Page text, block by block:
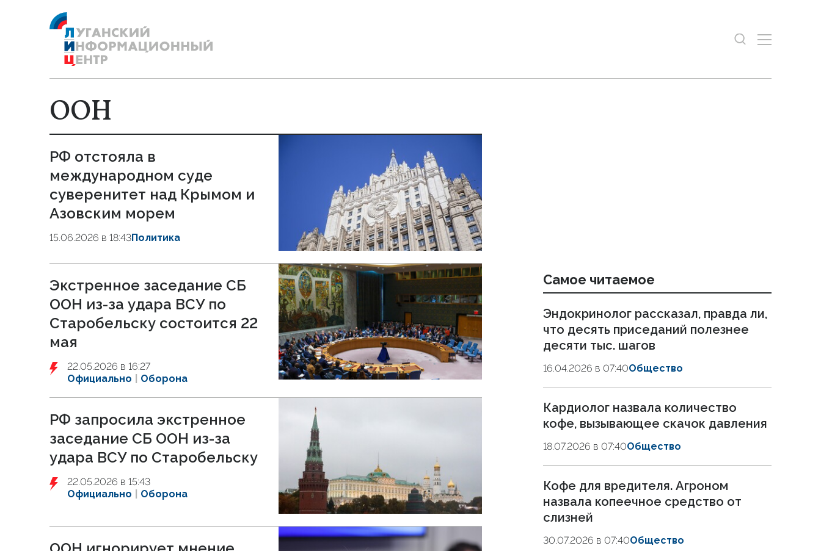
ООН
РФ отстояла в
международном суде
суверенитет над Крымом и
Азовским морем
15.06.2026 в 18:43Политика
Экстренное заседание СБ
ООН из-за удара ВСУ по
Старобельску состоится 22
мая
22.05.2026 в 16:27
Официально
Оборона
РФ запросила экстренное
заседание СБ ООН из-за
удара ВСУ по Старобельску
22.05.2026 в 15:43
Официально
Оборона
Самое читаемое
Эндокринолог рассказал, правда ли,
что десять приседаний полезнее
десяти тыс. шагов
16.04.2026 в 07:40Общество
Кардиолог назвала количество
кофе, вызывающее скачок давления
18.07.2026 в 07:40Общество
Кофе для вредителя. Агроном
назвала копеечное средство от
слизней
30.07.2026 в 07:40Общество